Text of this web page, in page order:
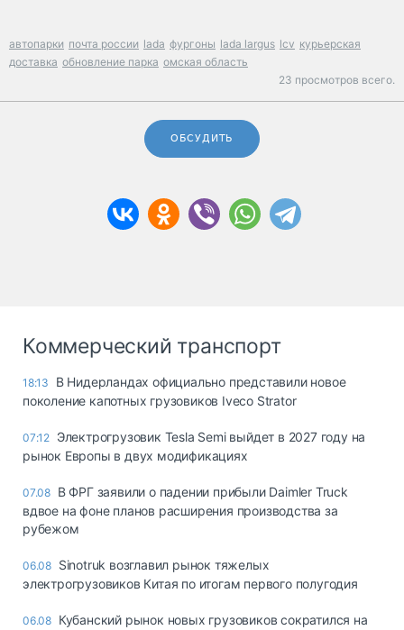
автопарки почта россии lada фургоны lada largus lcv курьерская
доставка обновление парка омская область
23 просмотров всего.
ОБСУДИТЬ
Коммерческий транспорт
18:13
В Нидерландах официально представили новое
поколение капотных грузовиков Iveco Strator
07:12 Электрогрузовик Tesla Semi выйдет в 2027 году на
рынок Европы в двух модификациях
07.08 В ФРГ заявили о падении прибыли Daimler Truck
вдвое на фоне планов расширения производства за
рубежом
06.08 Sinotruk возглавил рынок тяжелых
электрогрузовиков Китая по итогам первого полугодия
06.08 Кубанский рынок новых грузовиков сократился на